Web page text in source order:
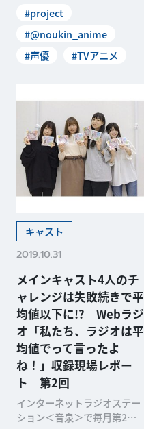
#project
#@noukin_anime
#声優
#TVアニメ
キャスト
2019.10.31
メインキャスト4人のチ
ャレンジは失敗続きで平
均値以下に!? Webラジ
オ「私たち、ラジオは平
均値でって言ったよ
ね！」収録現場レポー
ト 第2回
インターネットラジオステー
ション＜音泉＞で毎月第2・